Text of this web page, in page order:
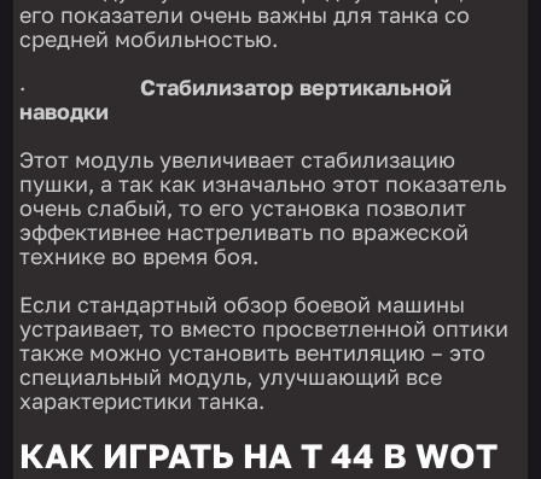
его показатели очень важны для танка со
средней мобильностью.
·Стабилизатор вертикальной
наводки
Этот модуль увеличивает стабилизацию
пушки, а так как изначально этот показатель
очень слабый, то его установка позволит
эффективнее настреливать по вражеской
технике во время боя.
Если стандартный обзор боевой машины
устраивает, то вместо просветленной оптики
также можно установить вентиляцию – это
специальный модуль, улучшающий все
характеристики танка.
КАК ИГРАТЬ НА Т 44 В WOT